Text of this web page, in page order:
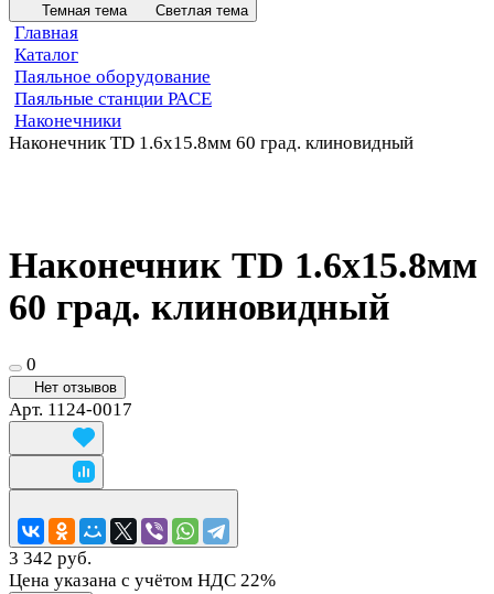
Темная тема Светлая тема
Главная
Каталог
Паяльное оборудование
Паяльные станции PACE
Наконечники
Наконечник TD 1.6х15.8мм 60 град. клиновидный
Наконечник TD 1.6х15.8мм
60 град. клиновидный
0
Нет отзывов
Арт. 1124-0017
3 342 руб.
Цена указана с учётом НДС 22%